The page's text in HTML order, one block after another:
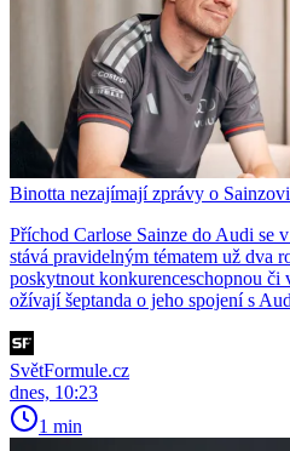
Binotta nezajímají zprávy o
Příchod Carlose Sainze do Audi se
stává pravidelným tématem už dva
poskytnout konkurenceschopnou či
ožívají šeptanda o jeho spojení s
SvětFormule.cz
dnes, 10:23
1 min